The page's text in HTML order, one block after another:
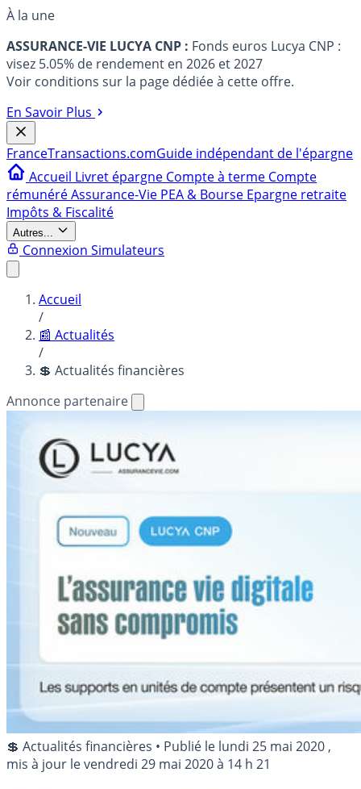
À la une
ASSURANCE-VIE LUCYA CNP : Fonds euros Lucya CNP :
visez 5.05% de rendement en 2026 et 2027
Voir conditions sur la page dédiée à cette offre.
En Savoir Plus
FranceTransactions.comGuide indépendant de l'épargne
Accueil Livret épargne Compte à terme Compte
rémunéréAssurance-Vie PEA & Bourse Epargne retraite
Impôts & Fiscalité
Autres...
Connexion Simulateurs
Accueil
/
📰 Actualités
/
💲 Actualités financières
Annonce partenaire
💲 Actualités financières • Publié le lundi 25 mai 2020 ,
mis à jour levendredi 29 mai 2020 à 14 h 21